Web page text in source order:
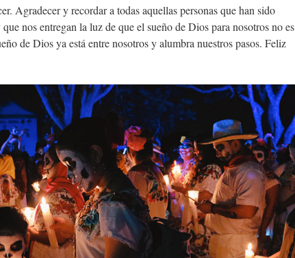
Agradecer y recordar a todas aquellas personas que han sido
nos entregan la luz de que el sueño de Dios para nosotros no es
de Dios ya está entre nosotros y alumbra nuestros pasos. Feliz